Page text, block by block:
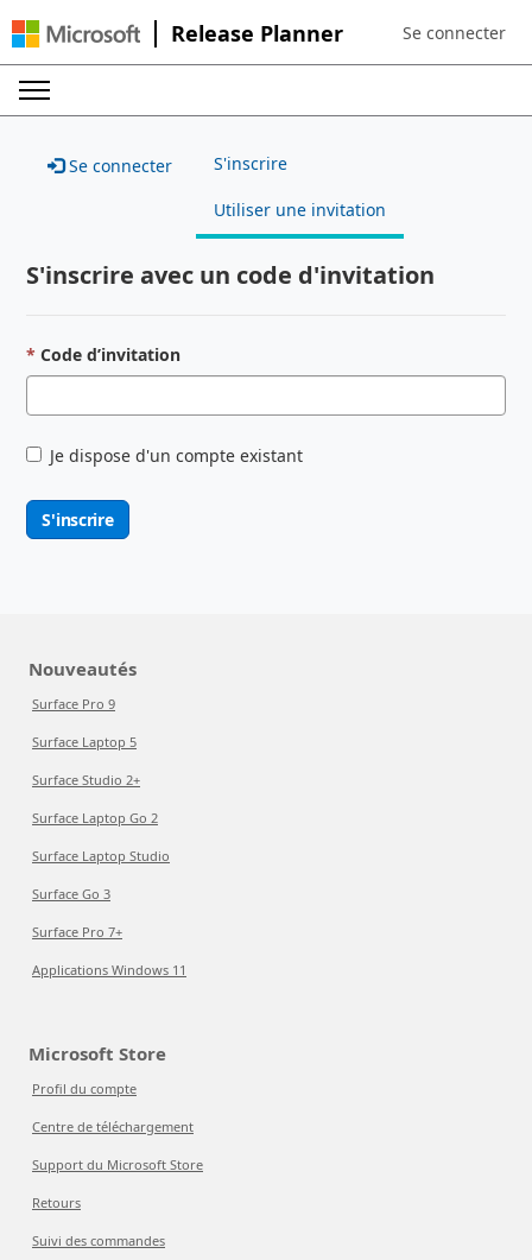
Release Planner Sign in to your
Se connecter
Se connecter S'inscrire
Utiliser une invitation
S'inscrire avec un code d'invitation
Code d’invitation
Je dispose d'un compte existant
S'inscrire
Nouveautés
Surface Pro 9
Surface Laptop 5
Surface Studio 2+
Surface Laptop Go 2
Surface Laptop Studio
Surface Go 3
Surface Pro 7+
Applications Windows 11
Microsoft Store
Profil du compte
Centre de téléchargement
Support du Microsoft Store
Retours
Suivi des commandes